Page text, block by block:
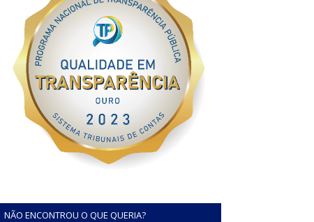
NÃO ENCONTROU O QUE QUERIA?